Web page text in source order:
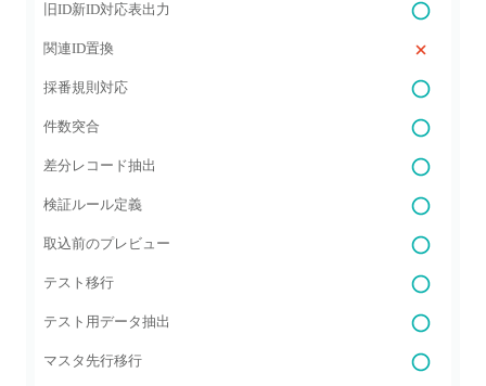
旧ID新ID対応表出力
関連ID置換
採番規則対応
件数突合
差分レコード抽出
検証ルール定義
取込前のプレビュー
テスト移行
テスト用データ抽出
マスタ先行移行